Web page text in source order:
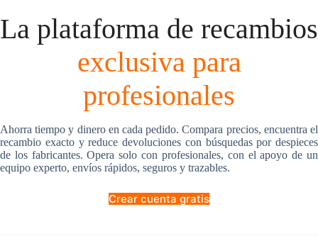
La plataforma de recambios
exclusiva para
profesionales
Ahorra tiempo y dinero en cada pedido. Compara precios, encuentra el
recambio exacto y reduce devoluciones con búsquedas por despieces
de los fabricantes. Opera solo con profesionales, con el apoyo de un
equipo experto, envíos rápidos, seguros y trazables.
Crear cuenta gratis